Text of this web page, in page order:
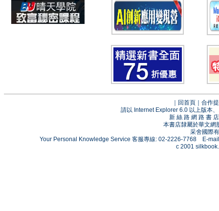
回首頁
合作
請以 Internet Explorer 6.0 以上版本
新 絲 路 網 路 書
本書店隸屬於華文網
采舍國際
Your Personal Knowledge Service 客服專線: 02-2226-7768 E-
c 2001